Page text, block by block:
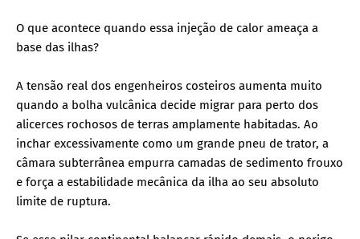
O que acontece quando essa injeção de calor ameaça a
base das ilhas?
A tensão real dos engenheiros costeiros aumenta muito
quando a bolha vulcânica decide migrar para perto dos
alicerces rochosos de terras amplamente habitadas. Ao
inchar excessivamente como um grande pneu de trator, a
câmara subterrânea empurra camadas de sedimento frouxo
e força a estabilidade mecânica da ilha ao seu absoluto
limite de ruptura.